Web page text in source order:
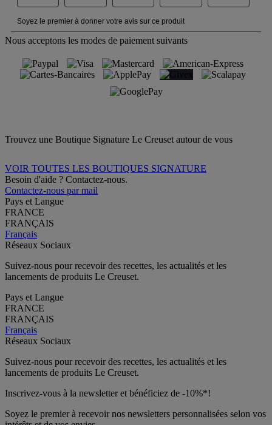
Nous acceptons les modes de paiement suivants
Trouvez une Boutique Signature Le Creuset autour de vous
VOIR TOUTES LES BOUTIQUES SIGNATURE
Besoin d'aide ? Contactez-nous.
Contactez-nous par mail
Pays et Langue
FRANCE
FRANÇAIS
Français
Réseaux Sociaux
Suivez-nous pour recevoir des recettes, les actualités et les
lancements de produits Le Creuset.
Pays et Langue
FRANCE
FRANÇAIS
Français
Réseaux Sociaux
Suivez-nous pour recevoir des recettes, les actualités et les
lancements de produits Le Creuset.
Inscrivez-vous à la newsletter et bénéficiez de -10%*!
Soyez le premier à recevoir nos newsletters personnalisées selon vos